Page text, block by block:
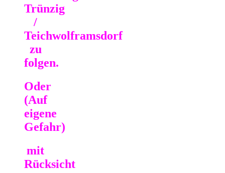
Trünzig
/
Teichwolframsdorf
zu
folgen.
Oder
(Auf
eigene
Gefahr)
mit
Rücksicht